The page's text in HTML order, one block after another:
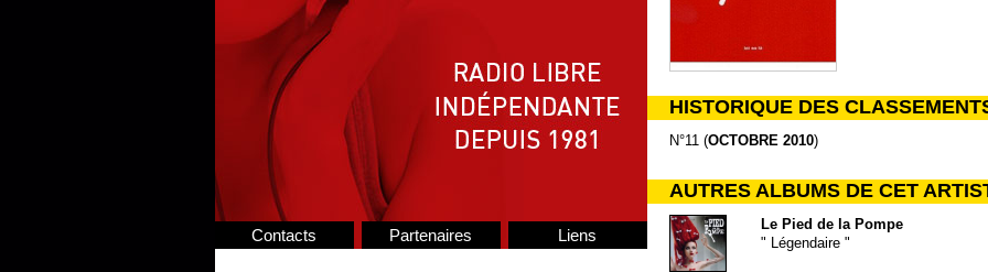
Contacts Partenaires Liens
HISTORIQUE DES
N°11 (OCTOBRE 2010)
AUTRES ALBUMS DE CET
Le Pied de la Pompe
" Légendaire "